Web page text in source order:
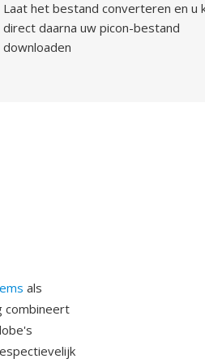
Laat het bestand converteren en u
direct daarna uw picon-bestand
downloaden
als
combineert